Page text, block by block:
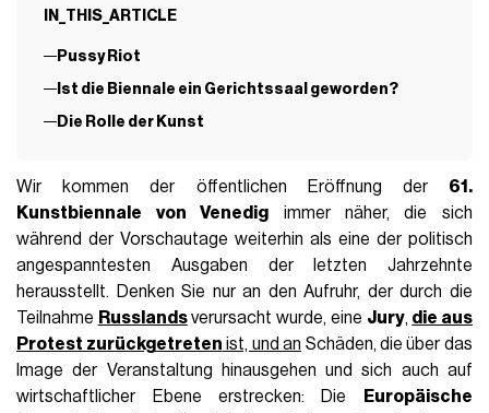
IN_THIS_ARTICLE
Pussy Riot
Ist die Biennale ein Gerichtssaal geworden?
Die Rolle der Kunst
Wir kommen der öffentlichen Eröffnung der 61.
Kunstbiennale von Venedig immer näher, die sich
während der Vorschautage weiterhin als eine der politisch
angespanntesten Ausgaben der letzten Jahrzehnte
herausstellt. Denken Sie nur an den Aufruhr, der durch die
Teilnahme Russlandsverursacht wurde, eine Jury, die aus
Protest zurückgetreten ist, und an Schäden, die über das
Image der Veranstaltung hinausgehen und sich auch auf
wirtschaftlicher Ebene erstrecken: Die
Europäische